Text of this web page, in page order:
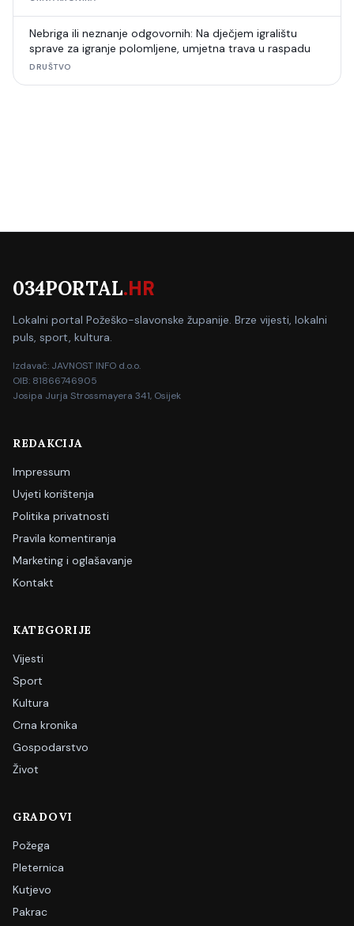
Nebriga ili neznanje odgovornih: Na dječjem igralištu
sprave za igranje polomljene, umjetna trava u raspadu
DRUŠTVO
034PORTAL.HR
Lokalni portal Požeško-slavonske županije. Brze vijesti, lokalni
puls, sport, kultura.
Izdavač: JAVNOST INFO d.o.o.
OIB: 81866746905
Josipa Jurja Strossmayera 341, Osijek
REDAKCIJA
Impressum
Uvjeti korištenja
Politika privatnosti
Pravila komentiranja
Marketing i oglašavanje
Kontakt
KATEGORIJE
Vijesti
Sport
Kultura
Crna kronika
Gospodarstvo
Život
GRADOVI
Požega
Pleternica
Kutjevo
Pakrac